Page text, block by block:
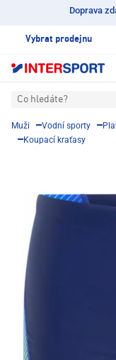
Doprava
Vybrat prodejnu
Co hledáte?
Muži Vodní sporty
Koupací kraťasy